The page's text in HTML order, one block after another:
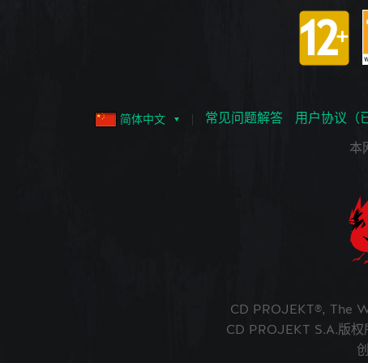
简体中文 常见问题解答 用户协议（
本
CD PROJEKT®, The
CD PROJEKT S.A.版